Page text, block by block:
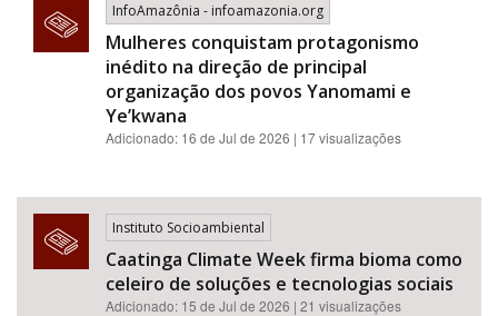
InfoAmazônia - infoamazonia.org
Mulheres conquistam protagonismo
inédito na direção de principal
organização dos povos Yanomami e
Ye’kwana
Adicionado: 16 de Jul de 2026 | 17 visualizações
Instituto Socioambiental
Caatinga Climate Week firma bioma como
celeiro de soluções e tecnologias sociais
Adicionado: 15 de Jul de 2026 | 21 visualizações